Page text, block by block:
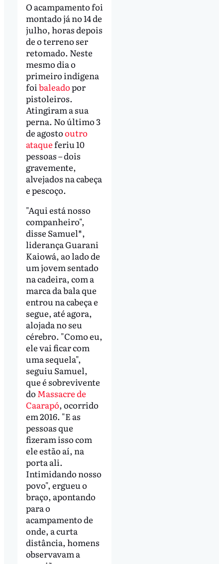
O acampamento foi
montado já no 14 de
julho, horas depois
de o terreno ser
retomado. Neste
mesmo dia o
primeiro indígena
foibaleadopor
pistoleiros.
Atingiram a sua
perna. No último 3
de agostooutro
ataqueferiu 10
pessoas – dois
gravemente,
alvejados na cabeça
e pescoço.
"Aqui está nosso
companheiro",
disse Samuel*,
liderança Guarani
Kaiowá, ao lado de
um jovem sentado
na cadeira, com a
marca da bala que
entrou na cabeça e
segue, até agora,
alojada no seu
cérebro. "Como eu,
ele vai ficar com
uma sequela",
seguiu Samuel,
que é sobrevivente
do Massacre de
Caarapó, ocorrido
em 2016. "E as
pessoas que
fizeram isso com
ele estão aí, na
porta ali.
Intimidando nosso
povo", ergueu o
braço, apontando
para o
acampamento de
onde, a curta
distância, homens
observavam a